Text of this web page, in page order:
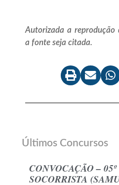
Autorizada a reprodução
a fonte seja citada.
Últimos Concursos
CONVOCAÇÃO –
SOCORRISTA